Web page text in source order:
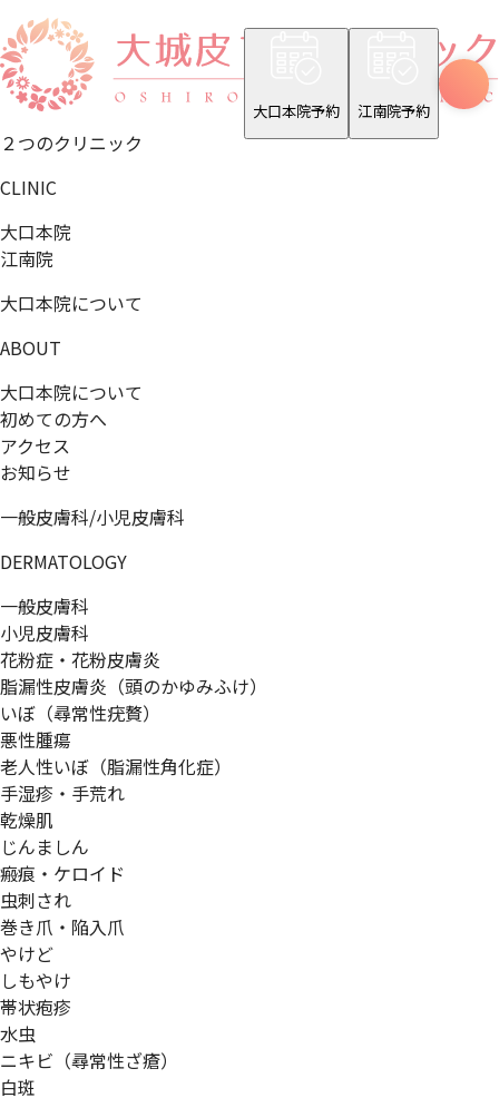
大口本院予約 江南院予約
２つのクリニック
CLINIC
大口本院
江南院
大口本院について
ABOUT
大口本院について
初めての方へ
アクセス
お知らせ
一般皮膚科/小児皮膚科
DERMATOLOGY
一般皮膚科
小児皮膚科
花粉症・花粉皮膚炎
脂漏性皮膚炎（頭のかゆみふけ）
いぼ（尋常性疣贅）
悪性腫瘍
老人性いぼ（脂漏性角化症）
手湿疹・手荒れ
乾燥肌
じんましん
瘢痕・ケロイド
虫刺され
巻き爪・陥入爪
やけど
しもやけ
帯状疱疹
水虫
ニキビ（尋常性ざ瘡）
白斑